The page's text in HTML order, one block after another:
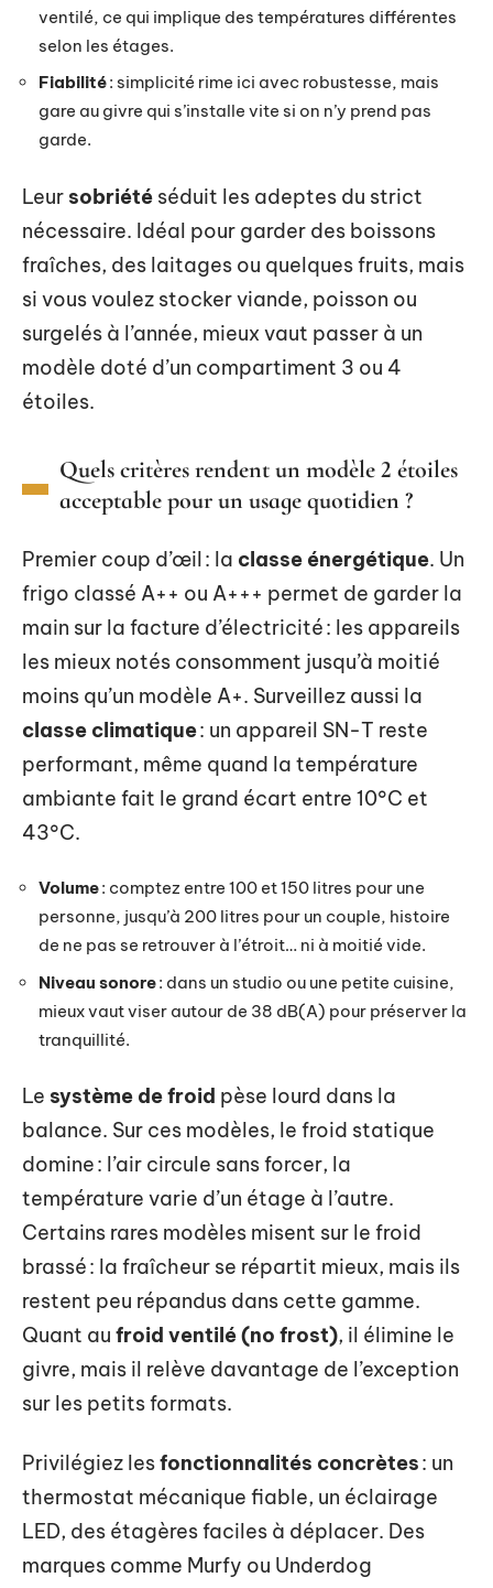
ventilé, ce qui implique des températures différentes
selon les étages.
Fiabilité: simplicité rime ici avec robustesse, mais
gare au givre qui s’installe vite si on n’y prend pas
garde.
Leur sobriété séduit les adeptes du strict
nécessaire. Idéal pour garder des boissons
fraîches, des laitages ou quelques fruits, mais
si vous voulez stocker viande, poisson ou
surgelés à l’année, mieux vaut passer à un
modèle doté d’un compartiment 3 ou 4
étoiles.
Quels critères rendent un modèle 2 étoiles
acceptable pour un usage quotidien ?
Premier coup d’œil : la classe énergétique. Un
frigo classé A++ ou A+++ permet de garder la
main sur la facture d’électricité : les appareils
les mieux notés consomment jusqu’à moitié
moins qu’un modèle A+. Surveillez aussi la
classe climatique: un appareil SN-T reste
performant, même quand la température
ambiante fait le grand écart entre 10°C et
43°C.
Volume: comptez entre 100 et 150 litres pour une
personne, jusqu’à 200 litres pour un couple, histoire
de ne pas se retrouver à l’étroit… ni à moitié vide.
Niveau sonore: dans un studio ou une petite cuisine,
mieux vaut viser autour de 38 dB(A) pour préserver la
tranquillité.
Le système de froid pèse lourd dans la
balance. Sur ces modèles, le froid statique
domine : l’air circule sans forcer, la
température varie d’un étage à l’autre.
Certains rares modèles misent sur le froid
brassé : la fraîcheur se répartit mieux, mais ils
restent peu répandus dans cette gamme.
Quant au froid ventilé (no frost), il élimine le
givre, mais il relève davantage de l’exception
sur les petits formats.
Privilégiez lesfonctionnalités concrètes: un
thermostat mécanique fiable, un éclairage
LED, des étagères faciles à déplacer. Des
marques comme Murfy ou Underdog